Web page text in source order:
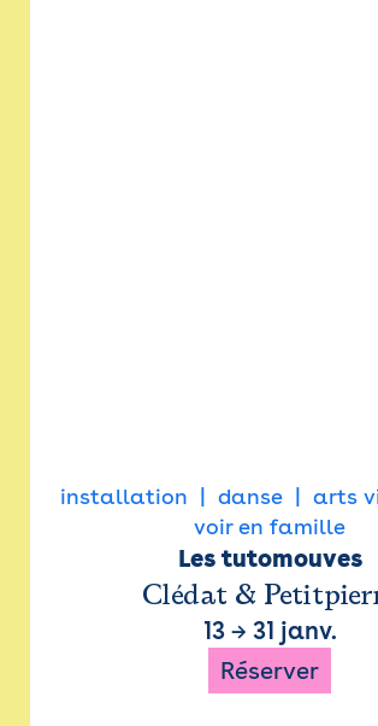
installation danse arts
voir en famille
Les tutomouves
Clédat &
13→ 31 janv.
Réserver